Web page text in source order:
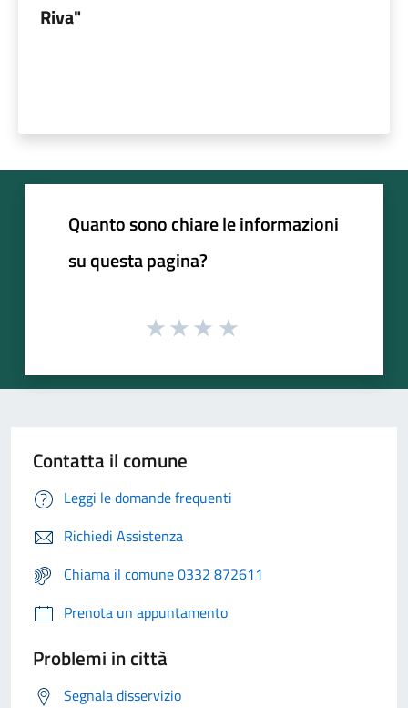
Riva"
Quanto sono chiare le informazioni
su questa pagina?
Contatta il comune
Leggi le domande frequenti
Richiedi Assistenza
Chiama il comune 0332 872611
Prenota un appuntamento
Problemi in città
Segnala disservizio